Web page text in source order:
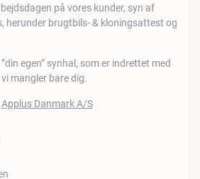
på vores kunder, syn af
herunder brugtbils- & kloningsattest og
egen” synhal, som er indrettet med
mangler bare dig.